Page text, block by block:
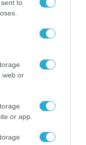
to
web or
or app.